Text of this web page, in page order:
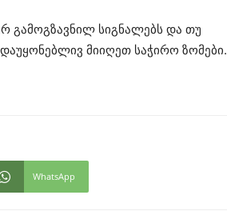
გამოგზავნილ სიგნალებს და თუ
მიიღეთ საჭირო ზომები.
WhatsApp